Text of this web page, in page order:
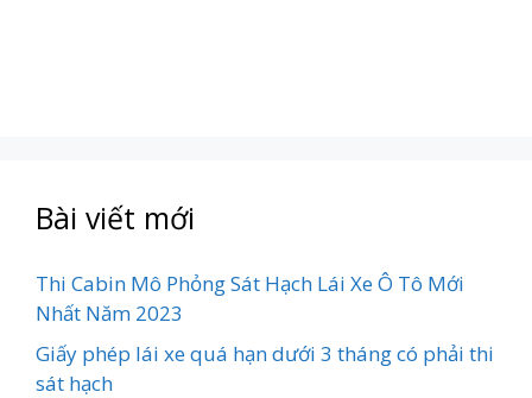
Bài viết mới
Thi Cabin Mô Phỏng Sát Hạch Lái Xe Ô Tô Mới
Nhất Năm 2023
Giấy phép lái xe quá hạn dưới 3 tháng có phải thi
sát hạch